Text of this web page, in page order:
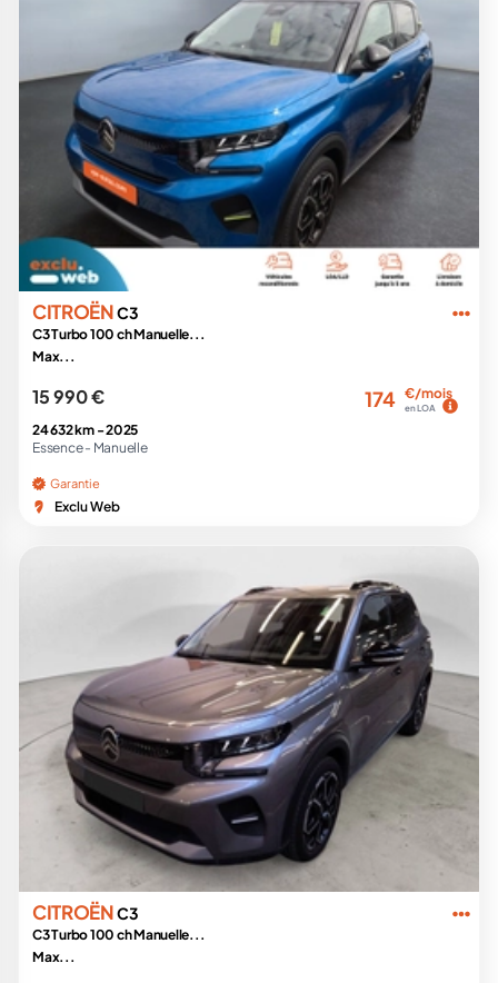
CITROËNC3
C3 Turbo 100 ch Manuelle...
Max...
15 990 € 174 €/mois
en LOA
24 632 km -2025
Essence - Manuelle
Garantie
Exclu Web
CITROËNC3
C3 Turbo 100 ch Manuelle...
Max...